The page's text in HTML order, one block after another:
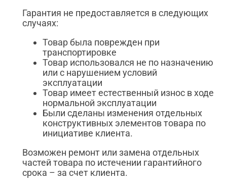
Гарантия не предоставляется в следующих
случаях:
Товар была поврежден при
транспортировке
Товар использовался не по назначению
или с нарушением условий
эксплуатации
Товар имеет естественный износ в ходе
нормальной эксплуатации
Были сделаны изменения отдельных
конструктивных элементов товара по
инициативе клиента.
Возможен ремонт или замена отдельных
частей товара по истечении гарантийного
срока – за счет клиента.